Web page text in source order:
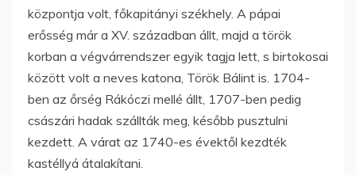
központja volt, főkapitányi székhely. A pápai
erősség már a XV. században állt, majd a török
korban a végvárrendszer egyik tagja lett, s birtokosai
között volt a neves katona, Török Bálint is. 1704-
ben az őrség Rákóczi mellé állt, 1707-ben pedig
császári hadak szállták meg, később pusztulni
kezdett. A várat az 1740-es évektől kezdték
kastéllyá átalakítani.